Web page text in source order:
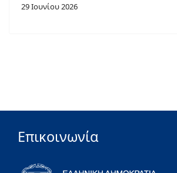
29 Ιουνίου 2026
Επικοινωνία